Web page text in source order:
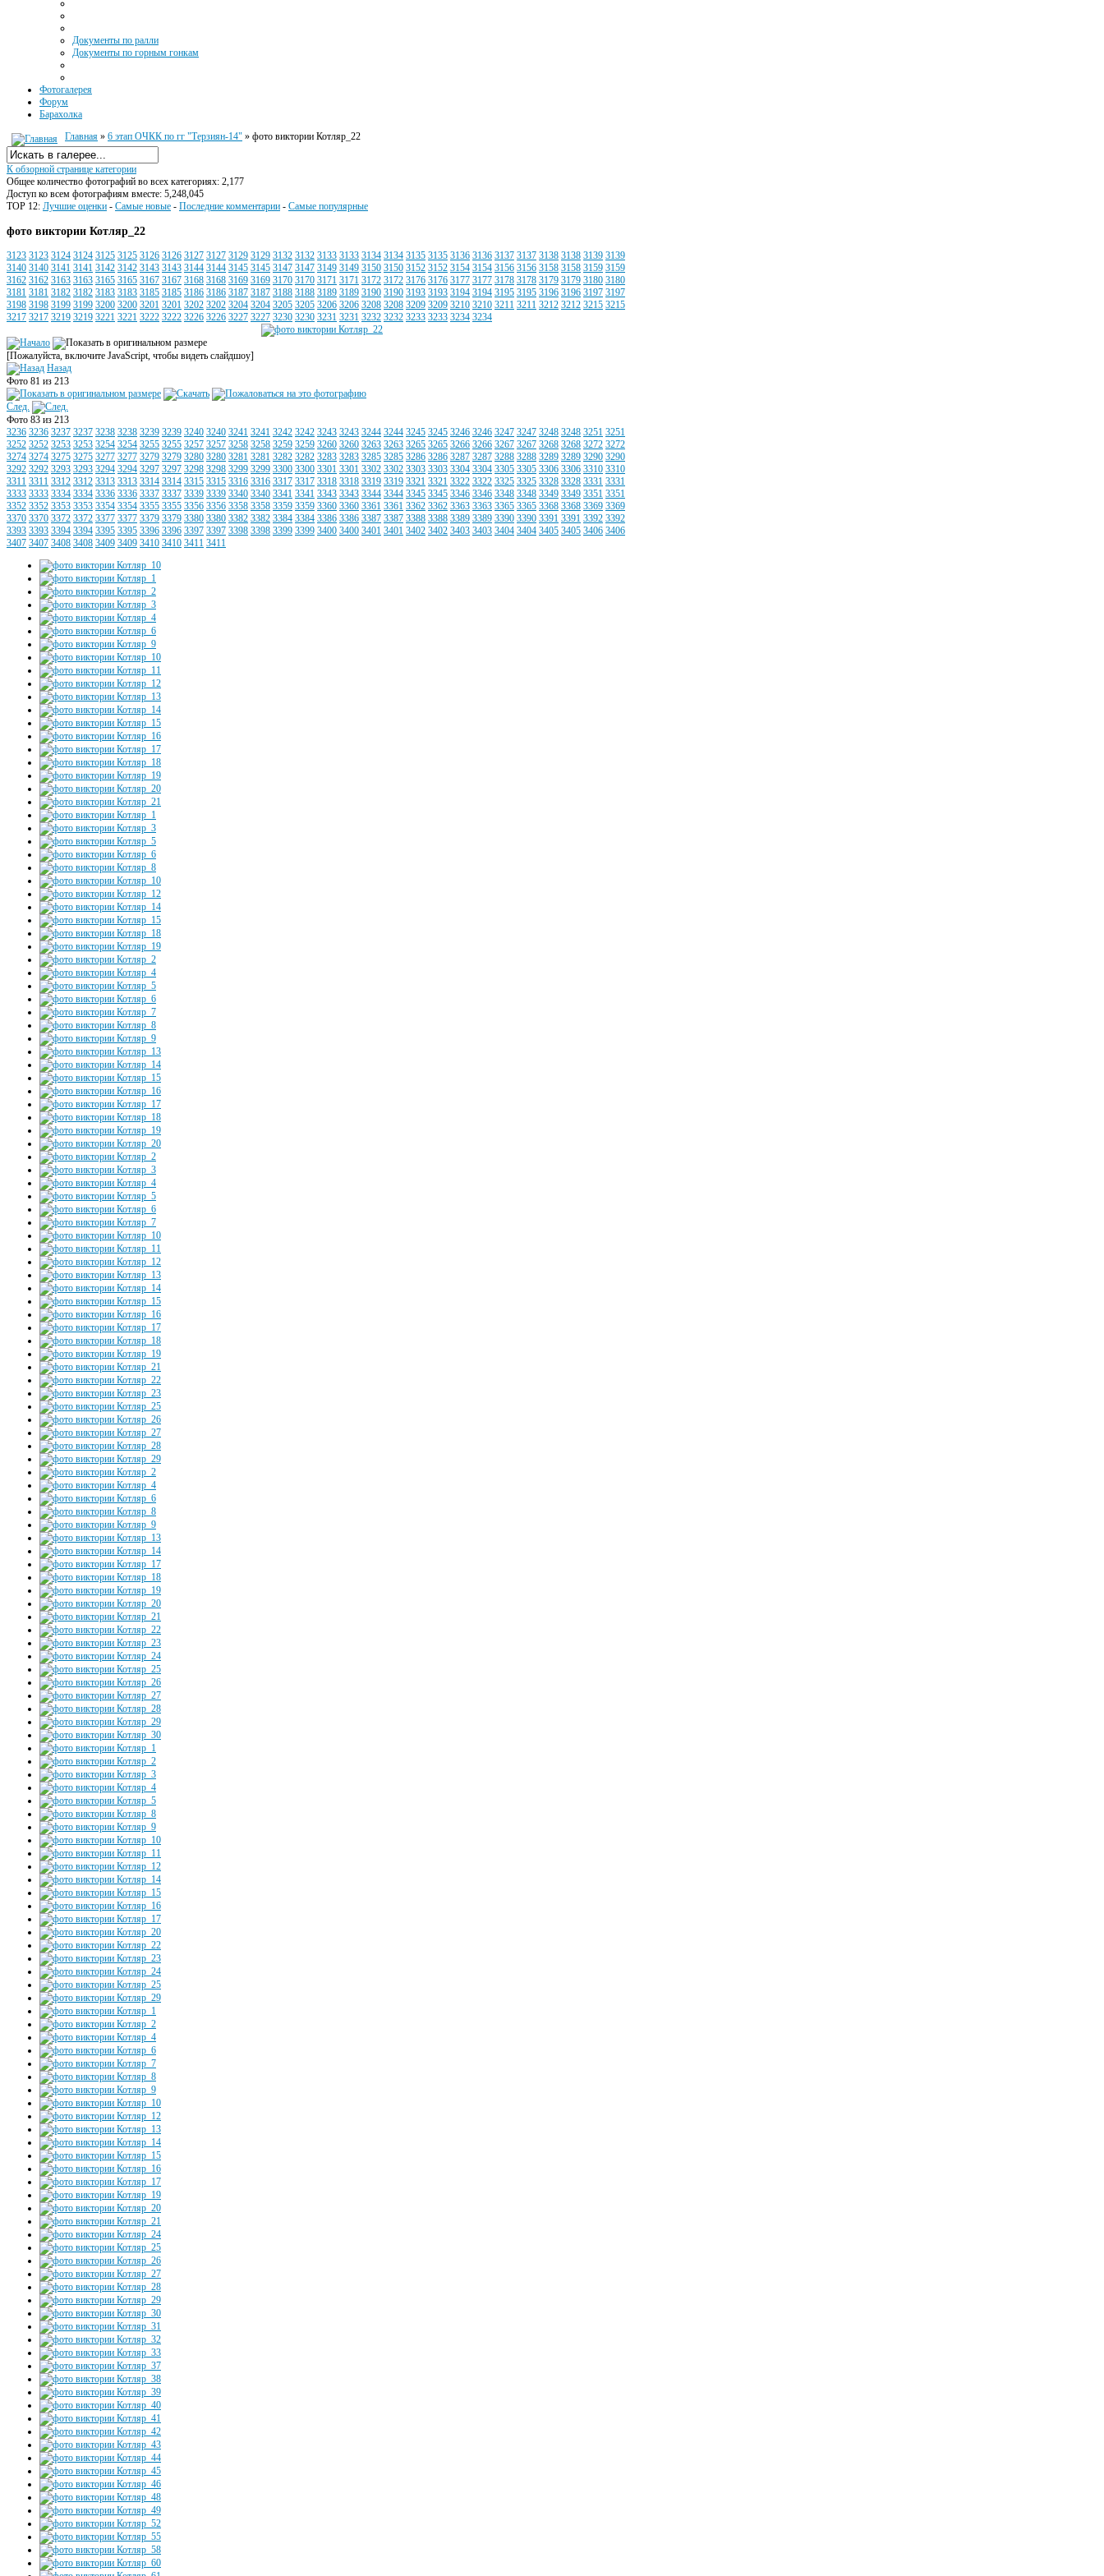
Документы по ралли
Документы по горным гонкам
Фотогалерея
Форум
Барахолка
Главная » 6 этап ОЧКК по гг "Терзиян-14" » фото виктории Котляр_22
К обзорной странице категории
Общее количество фотографий во всех категориях: 2,177
Доступ ко всем фотографиям вместе: 5,248,045
TOP 12: Лучшие оценки - Самые новые - Последние комментарии - Самые популярные
фото виктории Котляр_22
3123 3123 3124 3124 3125 3125 3126 3126 3127 3127 3129 3129 3132 3132 3133 3133 3134 3134 3135 3135 3136 3136 3137 3137 3138 3138 3139 3139
3140 3140 3141 3141 3142 3142 3143 3143 3144 3144 3145 3145 3147 3147 3149 3149 3150 3150 3152 3152 3154 3154 3156 3156 3158 3158 3159 3159
3162 3162 3163 3163 3165 3165 3167 3167 3168 3168 3169 3169 3170 3170 3171 3171 3172 3172 3176 3176 3177 3177 3178 3178 3179 3179 3180 3180
3181 3181 3182 3182 3183 3183 3185 3185 3186 3186 3187 3187 3188 3188 3189 3189 3190 3190 3193 3193 3194 3194 3195 3195 3196 3196 3197 3197
3198 3198 3199 3199 3200 3200 3201 3201 3202 3202 3204 3204 3205 3205 3206 3206 3208 3208 3209 3209 3210 3210 3211 3211 3212 3212 3215 3215
3217 3217 3219 3219 3221 3221 3222 3222 3226 3226 3227 3227 3230 3230 3231 3231 3232 3232 3233 3233 3234 3234
[Пожалуйста, включите JavaScript, чтобы видеть слайдшоу]
Назад
Фото 81 из 213
След.
Фото 83 из 213
3236 3236 3237 3237 3238 3238 3239 3239 3240 3240 3241 3241 3242 3242 3243 3243 3244 3244 3245 3245 3246 3246 3247 3247 3248 3248 3251 3251
3252 3252 3253 3253 3254 3254 3255 3255 3257 3257 3258 3258 3259 3259 3260 3260 3263 3263 3265 3265 3266 3266 3267 3267 3268 3268 3272 3272
3274 3274 3275 3275 3277 3277 3279 3279 3280 3280 3281 3281 3282 3282 3283 3283 3285 3285 3286 3286 3287 3287 3288 3288 3289 3289 3290 3290
3292 3292 3293 3293 3294 3294 3297 3297 3298 3298 3299 3299 3300 3300 3301 3301 3302 3302 3303 3303 3304 3304 3305 3305 3306 3306 3310 3310
3311 3311 3312 3312 3313 3313 3314 3314 3315 3315 3316 3316 3317 3317 3318 3318 3319 3319 3321 3321 3322 3322 3325 3325 3328 3328 3331 3331
3333 3333 3334 3334 3336 3336 3337 3337 3339 3339 3340 3340 3341 3341 3343 3343 3344 3344 3345 3345 3346 3346 3348 3348 3349 3349 3351 3351
3352 3352 3353 3353 3354 3354 3355 3355 3356 3356 3358 3358 3359 3359 3360 3360 3361 3361 3362 3362 3363 3363 3365 3365 3368 3368 3369 3369
3370 3370 3372 3372 3377 3377 3379 3379 3380 3380 3382 3382 3384 3384 3386 3386 3387 3387 3388 3388 3389 3389 3390 3390 3391 3391 3392 3392
3393 3393 3394 3394 3395 3395 3396 3396 3397 3397 3398 3398 3399 3399 3400 3400 3401 3401 3402 3402 3403 3403 3404 3404 3405 3405 3406 3406
3407 3407 3408 3408 3409 3409 3410 3410 3411 3411